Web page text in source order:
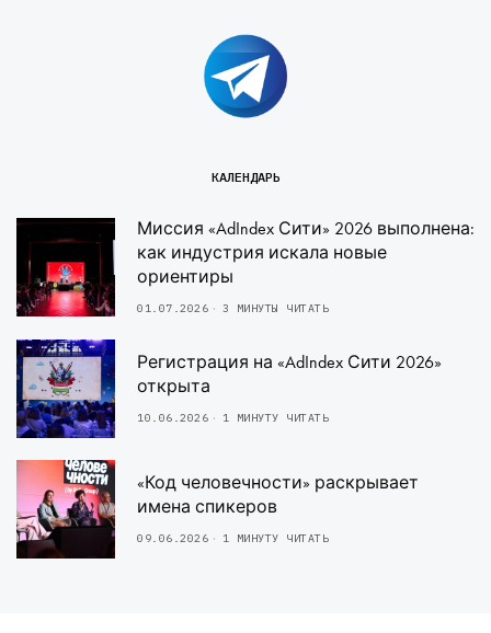
КАЛЕНДАРЬ
Миссия «AdIndex Сити» 2026 выполнена:
как индустрия искала новые
ориентиры
01.07.2026 3 МИНУТЫ ЧИТАТЬ
Регистрация на «AdIndex Сити 2026»
открыта
10.06.2026 1 МИНУТУ ЧИТАТЬ
«Код человечности» раскрывает
имена спикеров
09.06.2026 1 МИНУТУ ЧИТАТЬ